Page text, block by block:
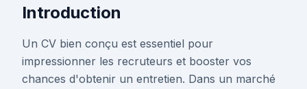
Introduction
Un CV bien conçu est essentiel pour
impressionner les recruteurs et booster vos
chances d'obtenir un entretien. Dans un marché